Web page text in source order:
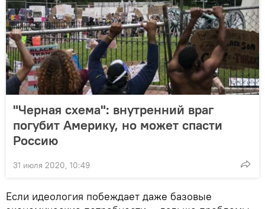
"Черная схема": внутренний враг
погубит Америку, но может спасти
Россию
31 июля 2020, 10:49
Если идеология побеждает даже базовые